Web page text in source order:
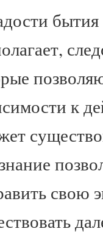
к
свою